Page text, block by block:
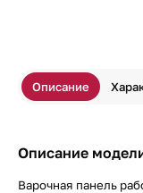
Описание
Описание
Варочная панель